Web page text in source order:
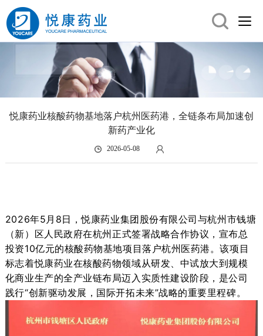
悦康药业核酸药物基地落户杭州医药港，全链条布局加速创
新药产业化
2026-05-08
2026年5月8日，悦康药业集团股份有限公司与杭州市钱塘
（新）区人民政府在杭州 正式签署战略合作协议，宣布总
投资10亿元的核酸药物基地项目落户杭州医药港。该项目
标志着悦康药业在核酸药物领域从研发、中试放大到规模
化商业生产的全产业链布局迈入 实质性建设阶段 ， 是公司
践行“创新驱动发展，国际开拓未来”战略的重要里程碑。